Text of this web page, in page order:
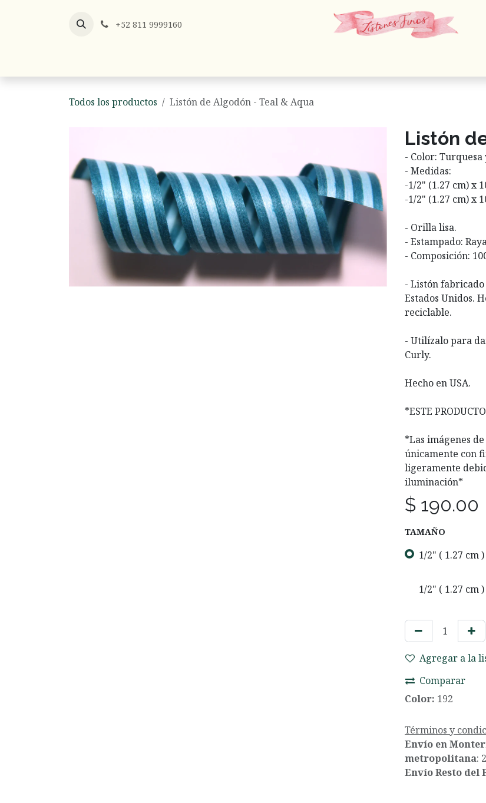
+52 811 9999160
Todos los productos Listón de Algodón - Teal & Aqua
Listón
- Color: Turquesa
- Medidas:
​-1/2" (1.27 cm) x
​-1/2" (1.27 cm) x
- Orilla lisa.
- Estampado:
- Composición:
- Listón
Estados Unidos.
reciclable.
- Utilízalo para
Curly.
Hecho en USA.
*ESTE
*Las imágenes
únicamente con
ligeramente
iluminación*
$ 190.00
TAMAÑO
1/2" ( 1.27 cm
1/2" ( 1.27 cm
Agregar a la
Comparar
Color: 192
Términos y
Envío en
metropolitana:
Envío Resto del